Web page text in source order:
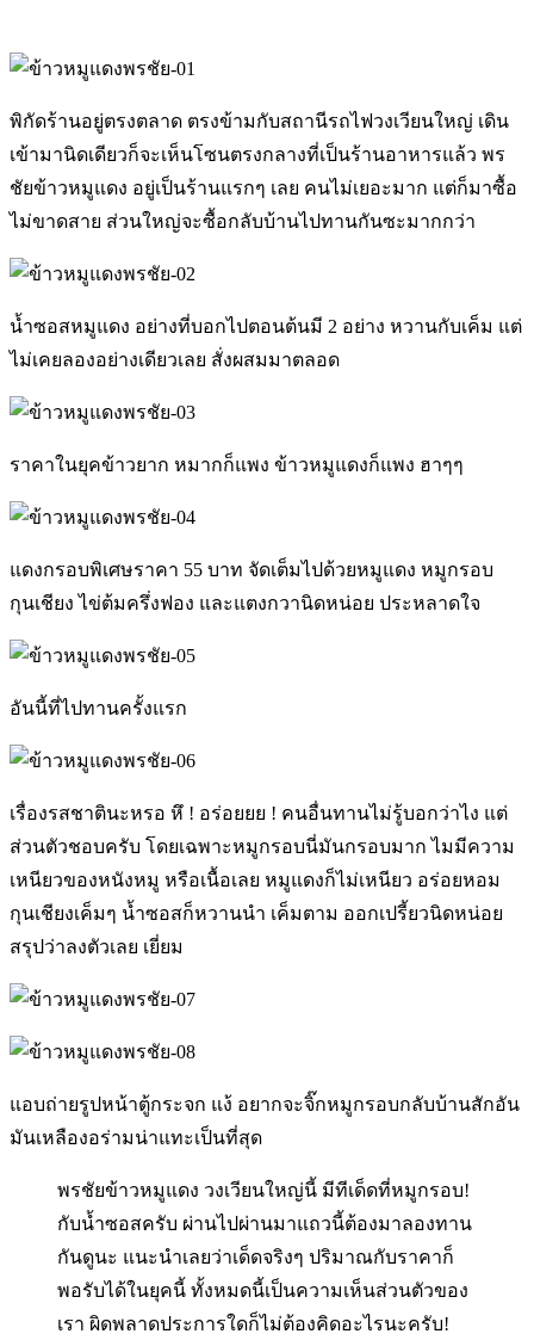
พิกัดร้านอยู่ตรงตลาด ตรงข้ามกับสถานีรถไฟวงเวียนใหญ่ เดิน
เข้ามานิดเดียวก็จะเห็นโซนตรงกลางที่เป็นร้านอาหารแล้ว พร
ชัยข้าวหมูแดง อยู่เป็นร้านแรกๆ เลย คนไม่เยอะมาก แต่ก็มาซื้อ
ไม่ขาดสาย ส่วนใหญ่จะซื้อกลับบ้านไปทานกันซะมากกว่า
น้ำซอสหมูแดง อย่างที่บอกไปตอนต้นมี 2 อย่าง หวานกับเค็ม แต่
ไม่เคยลองอย่างเดียวเลย สั่งผสมมาตลอด
ราคาในยุคข้าวยาก หมากก็แพง ข้าวหมูแดงก็แพง ฮาๆๆ
แดงกรอบพิเศษราคา 55 บาท จัดเต็มไปด้วยหมูแดง หมูกรอบ
กุนเชียง ไข่ต้มครึ่งฟอง และแตงกวานิดหน่อย ประหลาดใจ
อันนี้ที่ไปทานครั้งแรก
เรื่องรสชาตินะหรอ หึ ! อร่อยยย ! คนอื่นทานไม่รู้บอกว่าไง แต่
ส่วนตัวชอบครับ โดยเฉพาะหมูกรอบนี่มันกรอบมาก ไมมีความ
เหนียวของหนังหมู หรือเนื้อเลย หมูแดงก็ไม่เหนียว อร่อยหอม
กุนเชียงเค็มๆ น้ำซอสก็หวานนำ เค็มตาม ออกเปรี้ยวนิดหน่อย
สรุปว่าลงตัวเลย เยี่ยม
แอบถ่ายรูปหน้าตู้กระจก แง้ อยากจะจิ๊กหมูกรอบกลับบ้านสักอัน
มันเหลืองอร่ามน่าแทะเป็นที่สุด
พรชัยข้าวหมูแดง วงเวียนใหญ่นี้ มีทีเด็ดที่หมูกรอบ!
กับน้ำซอสครับ ผ่านไปผ่านมาแถวนี้ต้องมาลองทาน
กันดูนะ แนะนำเลยว่าเด็ดจริงๆ ปริมาณกับราคาก็
พอรับได้ในยุคนี้ ทั้งหมดนี้เป็นความเห็นส่วนตัวของ
เรา ผิดพลาดประการใดก็ไม่ต้องคิดอะไรนะครับ!